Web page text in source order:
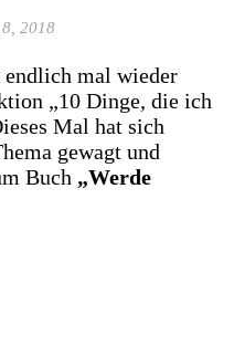
2018
endlich mal wieder
„10 Dinge, die ich
Mal hat sich
gewagt und
Buch „Werde